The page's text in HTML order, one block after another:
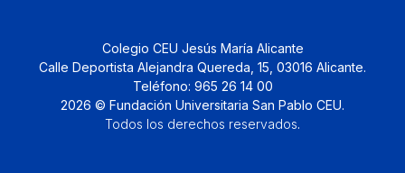
Colegio CEU Jesús María Alicante
Calle Deportista Alejandra Quereda, 15, 03016 Alicante.
Teléfono: 965 26 14 00
2026 © Fundación Universitaria San Pablo CEU.
Todos los derechos reservados.